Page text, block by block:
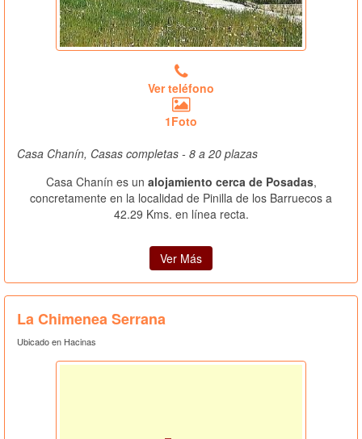
Ver teléfono
1Foto
Casa Chanín, Casas completas - 8 a 20 plazas
Casa Chanín es un alojamiento cerca de Posadas,
concretamente en la localidad de Pinilla de los Barruecos a
42.29 Kms. en línea recta.
Ver Más
La Chimenea Serrana
Ubicado en Hacinas